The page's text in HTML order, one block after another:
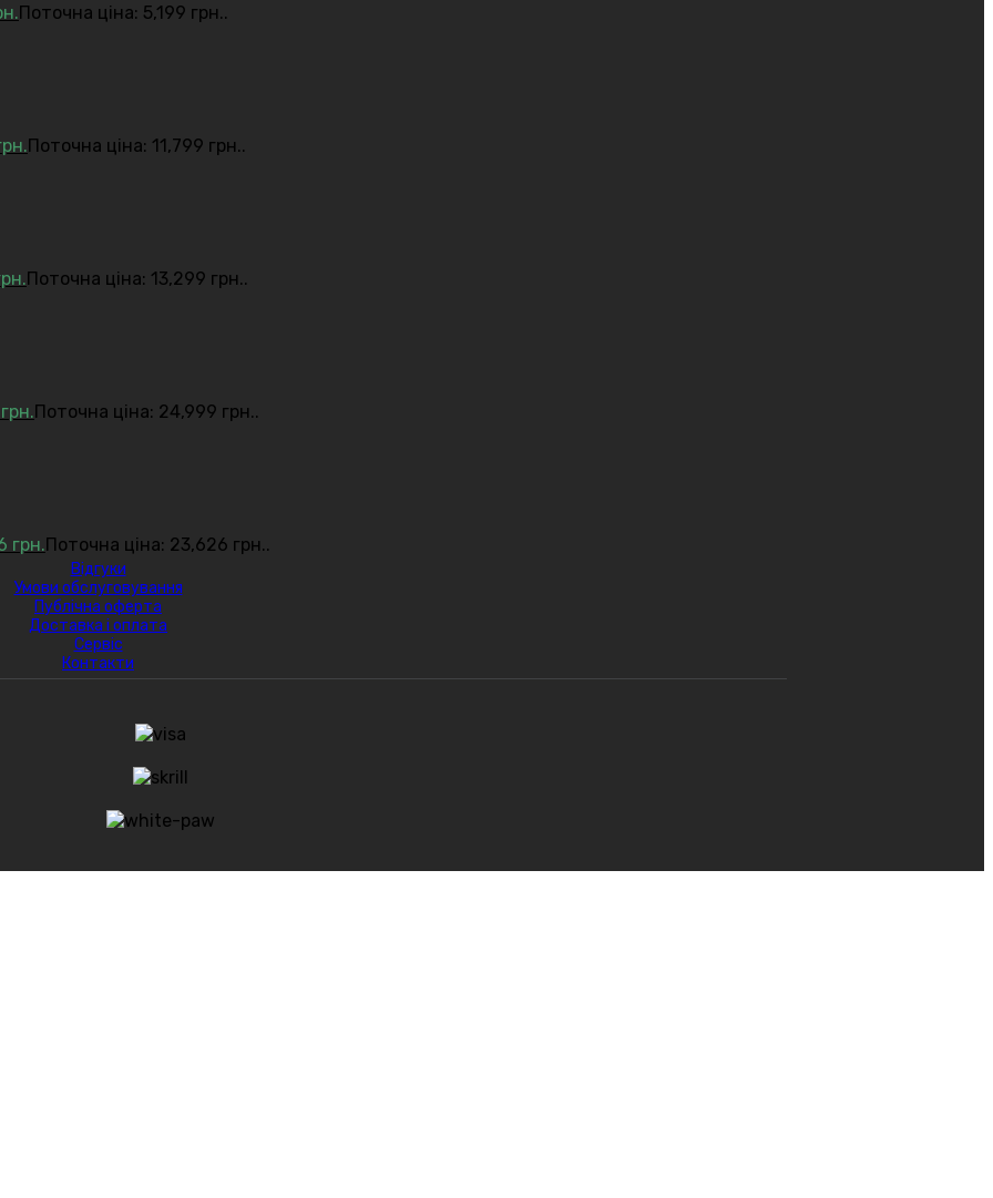
Поточна ціна: 5,199 грн..
Поточна ціна: 11,799 грн..
Поточна ціна: 13,299 грн..
грн. Поточна ціна: 24,999 грн..
грн.Поточна ціна: 23,626 грн..
Відгуки
Умови обслуговування
Публічна оферта
Доставка і оплата
Сервіс
Контакти